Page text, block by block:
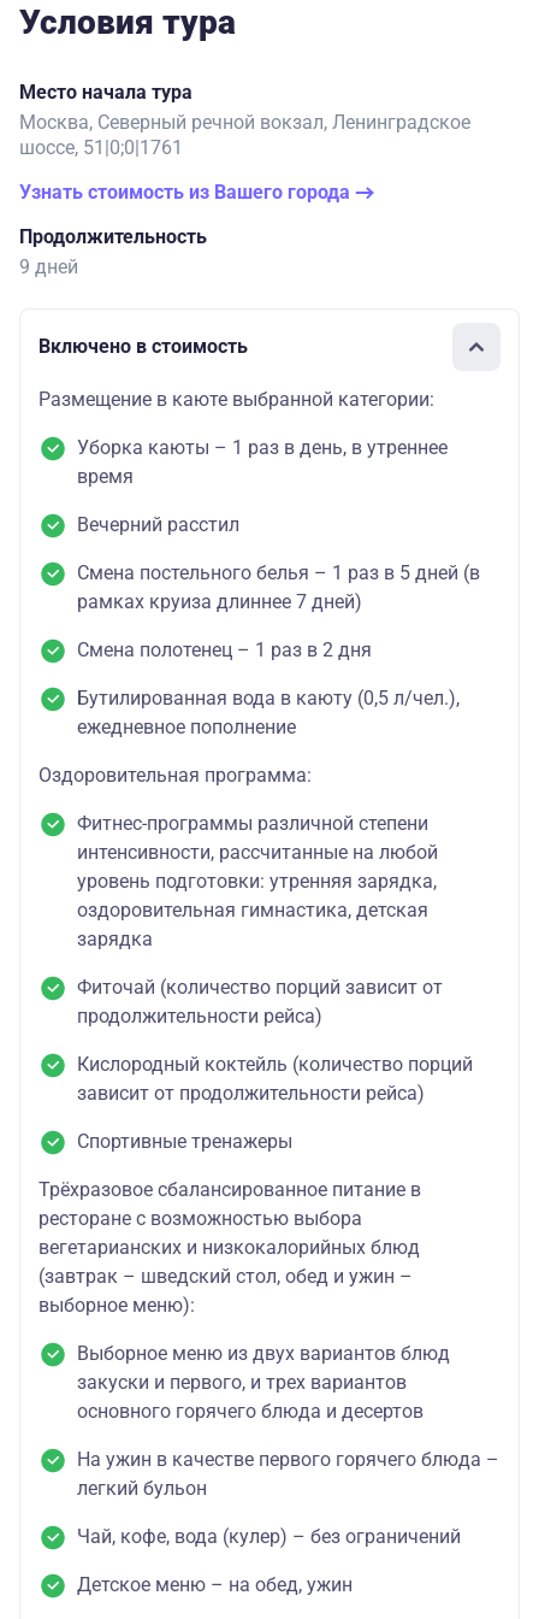
Условия тура
Место начала тура
Москва, Северный речной вокзал, Ленинградское
шоссе, 51|0;0|1761
Узнать стоимость из Вашего города
Продолжительность
9 дней
Включено в стоимость
Размещение в каюте выбранной категории:
Уборка каюты – 1 раз в день, в утреннее
время
Вечерний расстил
Смена постельного белья – 1 раз в 5 дней (в
рамках круиза длиннее 7 дней)
Смена полотенец – 1 раз в 2 дня
Бутилированная вода в каюту (0,5 л/чел.),
ежедневное пополнение
Оздоровительная программа:
Фитнес-программы различной степени
интенсивности, рассчитанные на любой
уровень подготовки: утренняя зарядка,
оздоровительная гимнастика, детская
зарядка
Фиточай (количество порций зависит от
продолжительности рейса)
Кислородный коктейль (количество порций
зависит от продолжительности рейса)
Спортивные тренажеры
Трёхразовое сбалансированное питание в
ресторане с возможностью выбора
вегетарианских и низкокалорийных блюд
(завтрак – шведский стол, обед и ужин –
выборное меню):
Выборное меню из двух вариантов блюд
закуски и первого, и трех вариантов
основного горячего блюда и десертов
На ужин в качестве первого горячего блюда –
легкий бульон
Чай, кофе, вода (кулер) – без ограничений
Детское меню – на обед, ужин